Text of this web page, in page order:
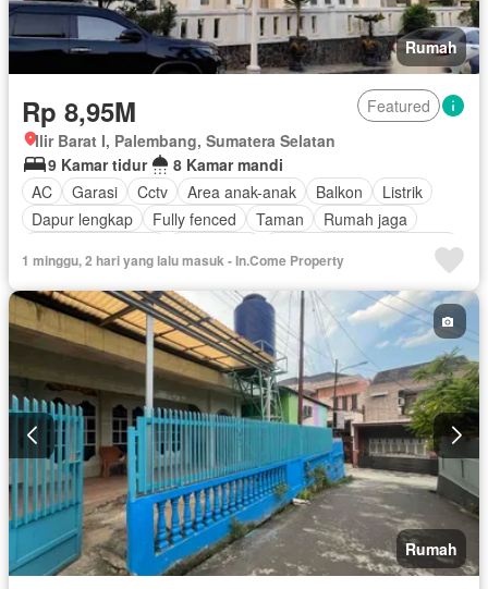
Rumah
Rp 8,95M
Featured
Ilir Barat I, Palembang, Sumatera Selatan
9 Kamar tidur
8 Kamar mandi
AC
Garasi Cctv Area anak-anak Balkon
Listrik
Dapur lengkap
Fully fenced Taman
Rumah jaga
Outdoor entertaining area
Pemandangan panorama
Pay TV access
Hot water
1 minggu, 2 hari yang lalu masuk - In.Come Property
Rumah